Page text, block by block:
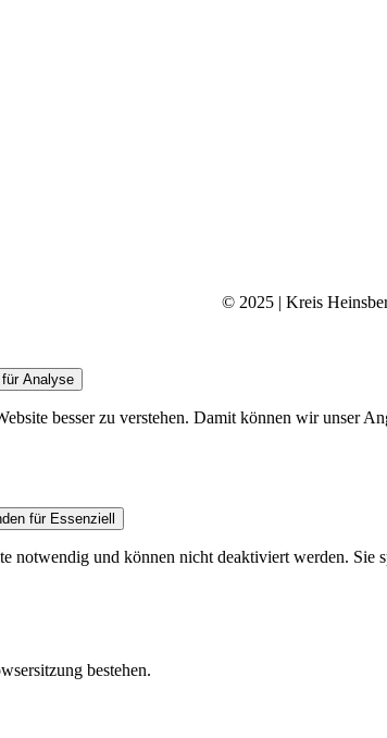
© 2025 | Kreis
für Analyse
besser zu verstehen. Damit können wir unser
für Essenziell
notwendig und können nicht deaktiviert werden. Sie
bestehen.